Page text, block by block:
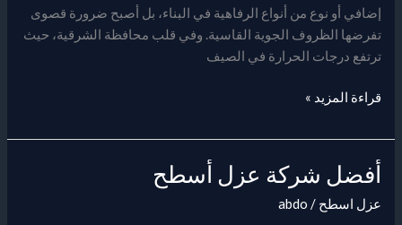
إضافي أو نوع من أنواع الرفاهية في البناء، بل أصبح ضرورة قصوى
تفرضها الظروف الجوية القاسية. وفي قلب محافظة الشرقية، حيث
ترتفع درجات الحرارة في الصيف
قراءة المزيد »
أفضل شركة عزل أسطح
عزل اسطح /
abdo
أفضل
عزل